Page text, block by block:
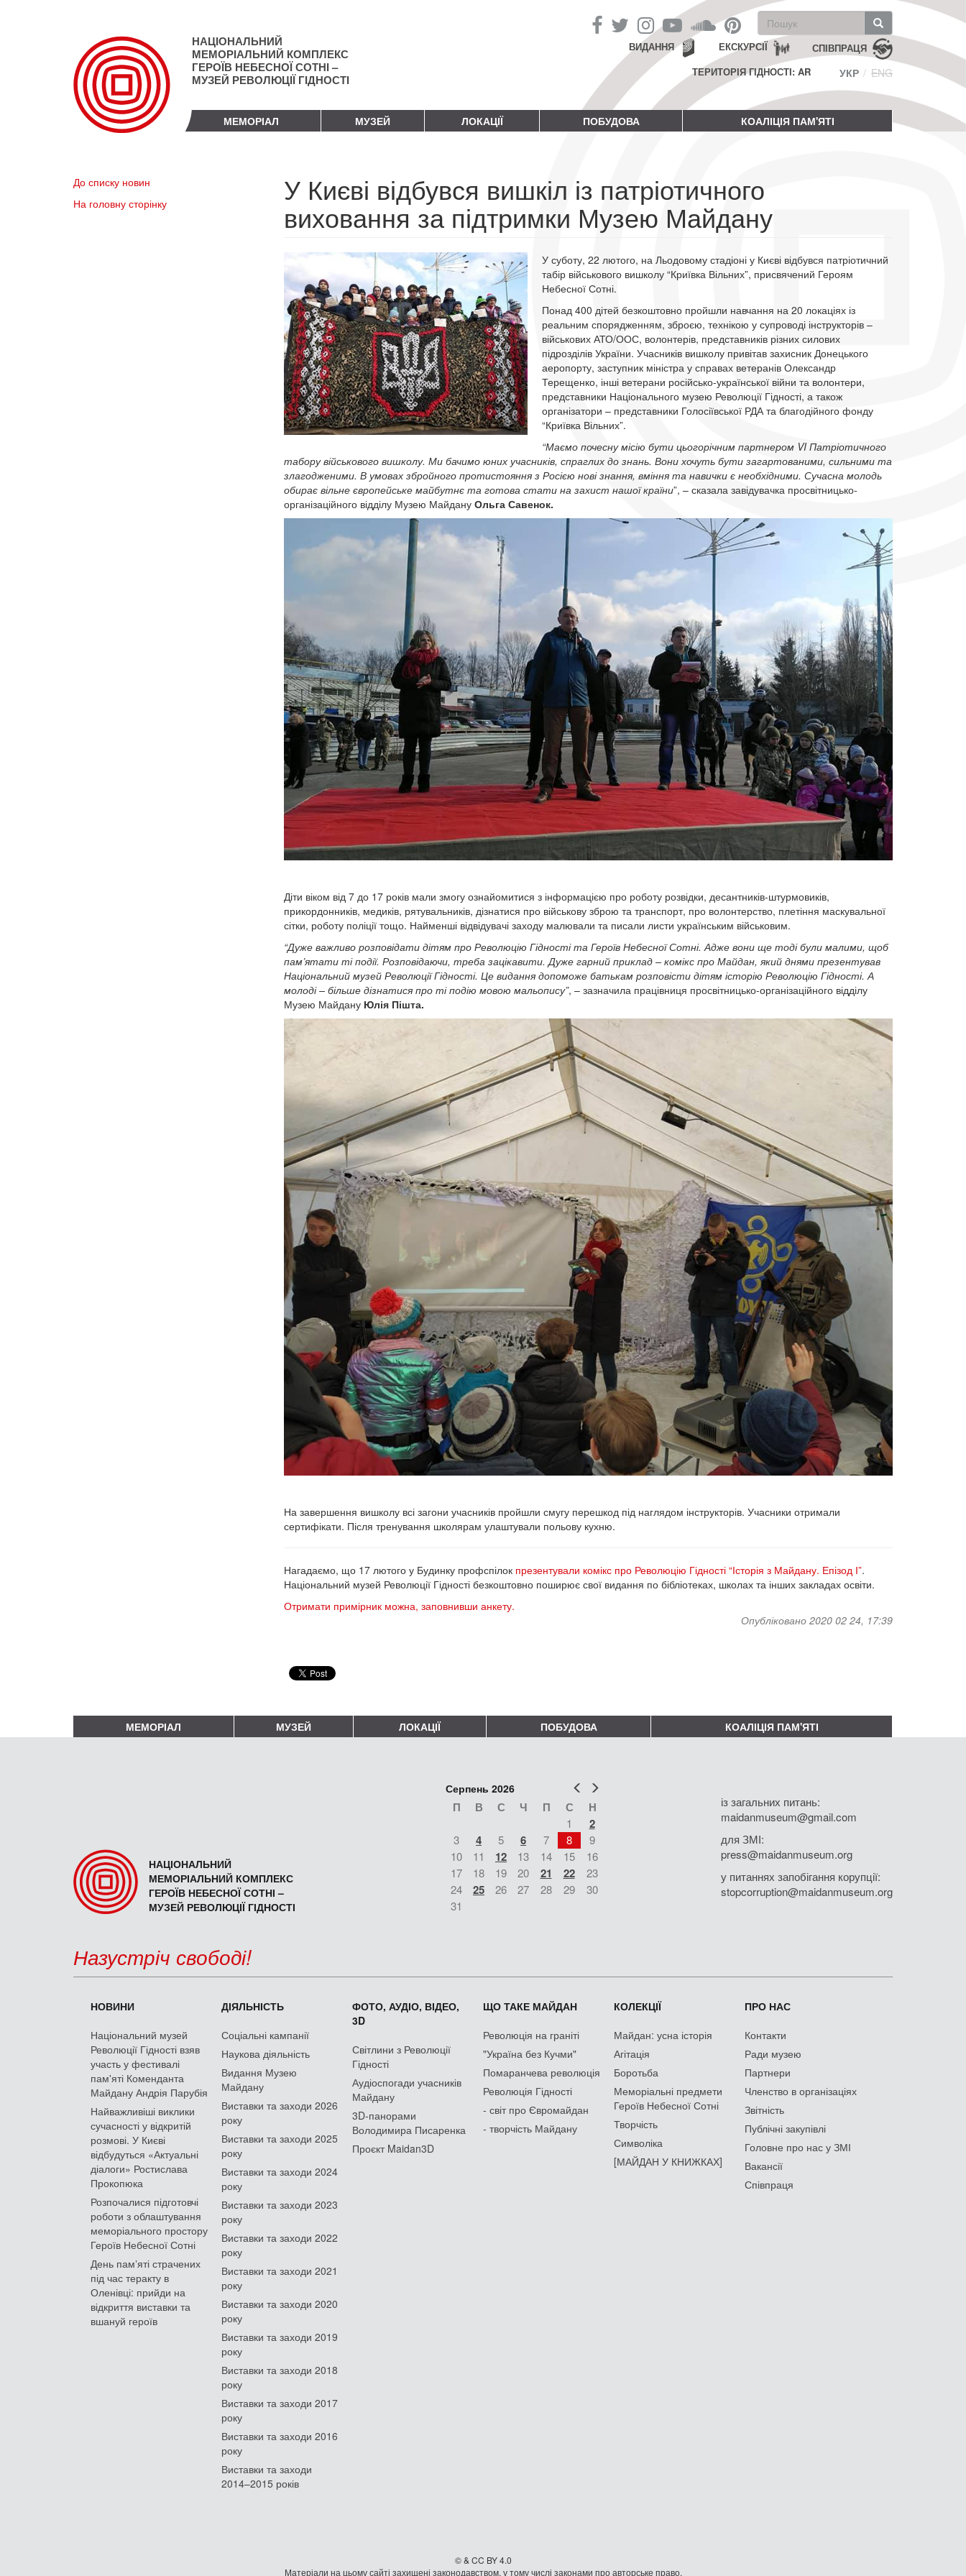
НАЦІОНАЛЬНИЙ
МЕМОРІАЛЬНИЙ КОМПЛЕКС
ГЕРОЇВ НЕБЕСНОЇ СОТНІ –
МУЗЕЙ РЕВОЛЮЦІЇ ГІДНОСТІ
Пошукова
форма
Пошук СПІВПРАЦЯ
ЕКСКУРСІЇ
ВИДАННЯ
ТЕРИТОРІЯ ГІДНОСТІ: AR
УКР ENG
МЕМОРІАЛ МУЗЕЙ ЛОКАЦІЇ ПОБУДОВА КОАЛІЦІЯ ПАМ'ЯТІ
До списку новин
На головну сторінку
У Києві відбувся вишкіл із патріотичного
виховання за підтримки Музею Майдану
У суботу, 22 лютого, на Льодовому стадіоні у Києві відбувся патріотичний
табір військового вишколу “Криївка Вільних”, присвячений Героям
Небесної Сотні.
Понад 400 дітей безкоштовно пройшли навчання на 20 локаціях із
реальним спорядженням, зброєю, технікою у супроводі інструкторів –
військових АТО/ООС, волонтерів, представників різних силових
підрозділів України. Учасників вишколу привітав захисник Донецького
аеропорту, заступник міністра у справах ветеранів Олександр
Терещенко, інші ветерани російсько-української війни та волонтери,
представники Національного музею Революції Гідності, а також
організатори – представники Голосіївської РДА та благодійного фонду
“Криївка Вільних”.
“Маємо почесну місію бути цьогорічним партнером VI Патріотичного
табору військового вишколу. Ми бачимо юних учасників, спраглих до знань. Вони хочуть бути загартованими, сильними та
злагодженими. В умовах збройного протистояння з Росією нові знання, вміння та навички є необхідними. Сучасна молодь
обирає вільне європейське майбутнє та готова стати на захист нашої країни”, – сказала завідувачка просвітницько-
організаційного відділу Музею Майдану Ольга Савенок.
Діти віком від 7 до 17 років мали змогу ознайомитися з інформацією про роботу розвідки, десантників-штурмовиків,
прикордонників, медиків, рятувальників, дізнатися про військову зброю та транспорт, про волонтерство, плетіння маскувальної
сітки, роботу поліції тощо. Найменші відвідувачі заходу малювали та писали листи українським військовим.
“Дуже важливо розповідати дітям про Революцію Гідності та Героїв Небесної Сотні. Адже вони ще тоді були малими, щоб
пам’ятати ті події. Розповідаючи, треба зацікавити. Дуже гарний приклад – комікс про Майдан, який днями презентував
Національний музей Революції Гідності. Це видання допоможе батькам розповісти дітям історію Революцію Гідності. А
молоді – більше дізнатися про ті подію мовою мальопису”, – зазначила працівниця просвітницько-організаційного відділу
Музею Майдану Юлія Пішта.
На завершення вишколу всі загони учасників пройшли смугу перешкод під наглядом інструкторів. Учасники отримали
сертифікати. Після тренування школярам улаштували польову кухню.
Нагадаємо, що 17 лютого у Будинку профспілок презентували комікс про Революцію Гідності “Історія з Майдану. Епізод І”.
Національний музей Революції Гідності безкоштовно поширює свої видання по бібліотеках, школах та інших закладах освіти.
Отримати примірник можна, заповнивши анкету.
Опубліковано 2020 02 24, 17:39
МЕМОРІАЛ МУЗЕЙ ЛОКАЦІЇ ПОБУДОВА КОАЛІЦІЯ ПАМ'ЯТІ
НАЦІОНАЛЬНИЙ
МЕМОРІАЛЬНИЙ КОМПЛЕКС
ГЕРОЇВ НЕБЕСНОЇ СОТНІ –
МУЗЕЙ РЕВОЛЮЦІЇ ГІДНОСТІ
Попер
Серпень 2026
П В С Ч П С Н
1 2
3 4 5 6 7 8
9
10
11 12 13 14 15
16
17
18 19 20 21 22
23
24
25 26 27 28 29
30
31
із загальних питань:
maidanmuseum@gmail.com
для ЗМІ:
press@maidanmuseum.org
у питаннях запобігання корупції:
stopcorruption@maidanmuseum.org
Назустріч свободі!
НОВИНИ
Національний музей
Революції Гідності взяв
участь у фестивалі
пам'яті Коменданта
Майдану Андрія Парубія
Найважливіші виклики
сучасності у відкритій
розмові. У Києві
відбудуться «Актуальні
діалоги» Ростислава
Прокопюка
Розпочалися підготовчі
роботи з облаштування
меморіального простору
Героїв Небесної Сотні
День памʼяті страчених
під час теракту в
Оленівці: прийди на
відкриття виставки та
вшануй героїв
ДІЯЛЬНІСТЬ
Соціальні кампанії
Наукова діяльність
Видання Музею
Майдану
Виставки та заходи 2026
року
Виставки та заходи 2025
року
Виставки та заходи 2024
року
Виставки та заходи 2023
року
Виставки та заходи 2022
року
Виставки та заходи 2021
року
Виставки та заходи 2020
року
Виставки та заходи 2019
року
Виставки та заходи 2018
року
Виставки та заходи 2017
року
Виставки та заходи 2016
року
Виставки та заходи
2014–2015 років
ФОТО, АУДІО, ВІДЕО,
3D
Світлини з Революції
Гідності
Аудіоспогади учасників
Майдану
3D-панорами
Володимира Писаренка
Проєкт Maidan3D
ЩО ТАКЕ МАЙДАН
Революція на граніті
"Україна без Кучми"
Помаранчева революція
Революція Гідності
- світ про Євромайдан
- творчість Майдану
КОЛЕКЦІЇ
Майдан: усна історія
Агітація
Боротьба
Меморіальні предмети
Героїв Небесної Сотні
Творчість
Символіка
[МАЙДАН У КНИЖКАХ]
ПРО НАС
Контакти
Ради музею
Партнери
Членство в організаціях
Звітність
Публічні закупівлі
Головне про нас у ЗМІ
Вакансії
Співпраця
© & CC BY 4.0
Матеріали на цьому сайті захищені законодавством, у тому числі законами про авторське право.